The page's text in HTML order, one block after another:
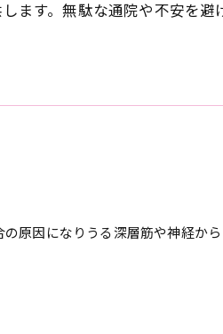
ます。無駄な通院や不安を避
原因になりうる深層筋や神経か